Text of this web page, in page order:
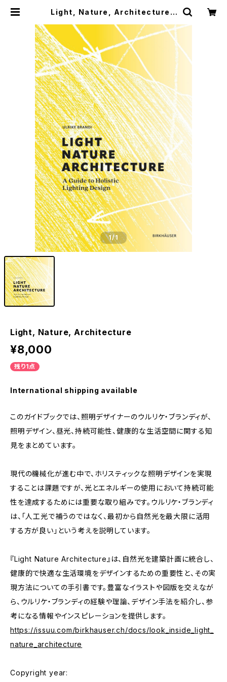
Light, Nature, Architecture |
1/1
Light, Nature, Architecture
¥8,000
残り1点
International shipping available
このガイドブックでは、照明デザイナーのウルリケ・ブランディが、
照明デザイン、昼光、持続可能性、健康的な生活空間に関する知
見をまとめています。
現代の機械化が進む中で、ホリスティックな照明デザインを実現
することは課題ですが、光とエネルギーの使用において持続可能
性を達成するためには重要な取り組みです。ウルリケ・ブランディ
は、「人工光で補うのではなく、最初から自然光を最大限に活用
する方が良い」という考えを説明しています。
『Light Nature Architecture』は、自然光を建築計画に統合し、
健康的で快適な生活環境をデザインするための重要性と、その実
現方法についての手引書です。豊富なイラストや図版を交えなが
ら、ウルリケ・ブランディの経験や理論、デザイン手法を紹介し、参
考になる情報やインスピレーションを提供します。
https://issuu.com/birkhauser.ch/docs/look_inside_light_
nature_architecture
Copyright year: